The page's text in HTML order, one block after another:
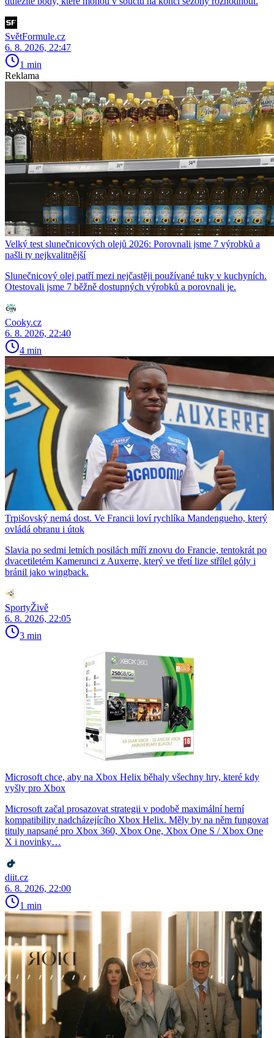
SvětFormule.cz
6. 8. 2026, 22:47
1 min
Reklama
Velký test slunečnicových olejů 2026: Porovnali jsme 7 výrobků a
našli ty nejkvalitnější
Slunečnicový olej patří mezi nejčastěji používané tuky v kuchyních.
Otestovali jsme 7 běžně dostupných výrobků a porovnali je.
Cooky.cz
6. 8. 2026, 22:40
4 min
Trpišovský nemá dost. Ve Francii loví rychlíka Mandengueho, který
ovládá obranu i útok
Slavia po sedmi letních posilách míří znovu do Francie, tentokrát po
dvacetiletém Kamerunci z Auxerre, který ve třetí lize střílel góly i
bránil jako wingback.
SportyŽivě
6. 8. 2026, 22:05
3 min
Microsoft chce, aby na Xbox Helix běhaly všechny hry, které kdy
vyšly pro Xbox
Microsoft začal prosazovat strategii v podobě maximální herní
kompatibility nadcházejícího Xbox Helix. Měly by na něm fungovat
tituly napsané pro Xbox 360, Xbox One, Xbox One S / Xbox One
X i novinky…
diit.cz
6. 8. 2026, 22:00
1 min